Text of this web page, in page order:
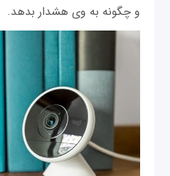
و چگونه به وی هشدار بدهد.